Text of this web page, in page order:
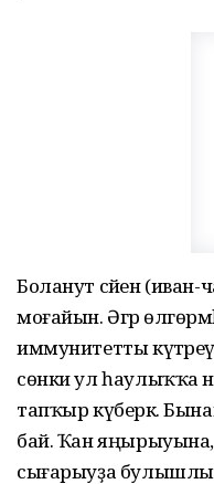
Боланут сәйен (иван-
моғайын. Әгәр
иммунитетты
сөнки ул һаулыҡҡа
тапҡыр күберәк.
бай. Ҡан
сығарыуҙа